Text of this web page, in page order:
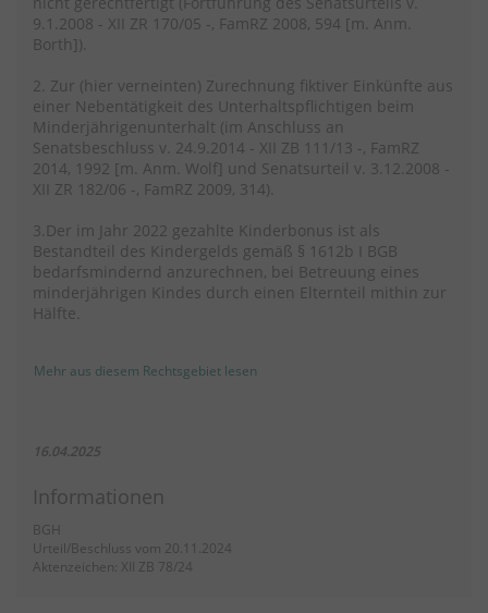
9.1.2008 - XII ZR 170/05 -, FamRZ 2008, 594 [m. Anm.
Borth]).
2. Zur (hier verneinten) Zurechnung fiktiver Einkünfte aus
einer Nebentätigkeit des Unterhaltspflichtigen beim
Minderjährigenunterhalt (im Anschluss an
Senatsbeschluss v. 24.9.2014 - XII ZB 111/13 -, FamRZ
2014, 1992 [m. Anm. Wolf] und Senatsurteil v. 3.12.2008 -
XII ZR 182/06 -, FamRZ 2009, 314).
3.Der im Jahr 2022 gezahlte Kinderbonus ist als
Bestandteil des Kindergelds gemäß § 1612b I BGB
bedarfsmindernd anzurechnen, bei Betreuung eines
minderjährigen Kindes durch einen Elternteil mithin zur
Hälfte.
Mehr aus diesem Rechtsgebiet lesen
16.04.2025
Informationen
BGH
Urteil/Beschluss vom 20.11.2024
Aktenzeichen: XII ZB 78/24